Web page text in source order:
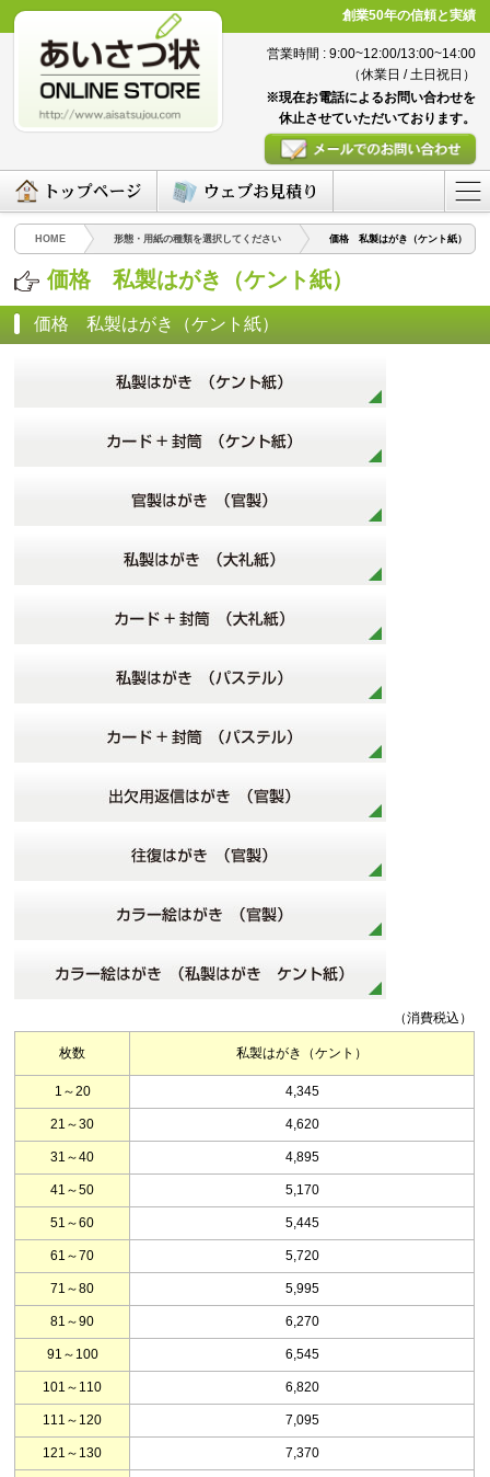
創業50年の信頼と実績
営業時間 : 9:00~12:00/13:00~14:00
（休業日 / 土日祝日）
※現在お電話によるお問い合わせを
休止させていただいております。
HOME 形態・用紙の種類を選択してください 価格 私製はがき（ケント紙）
価格 私製はがき（ケント紙）
価格 私製はがき（ケント紙）
（消費税込）
枚数 私製はがき（ケント）
1～20 4,345
21～30 4,620
31～40 4,895
41～50 5,170
51～60 5,445
61～70 5,720
71～80 5,995
81～90 6,270
91～100 6,545
101～110 6,820
111～120 7,095
121～130 7,370